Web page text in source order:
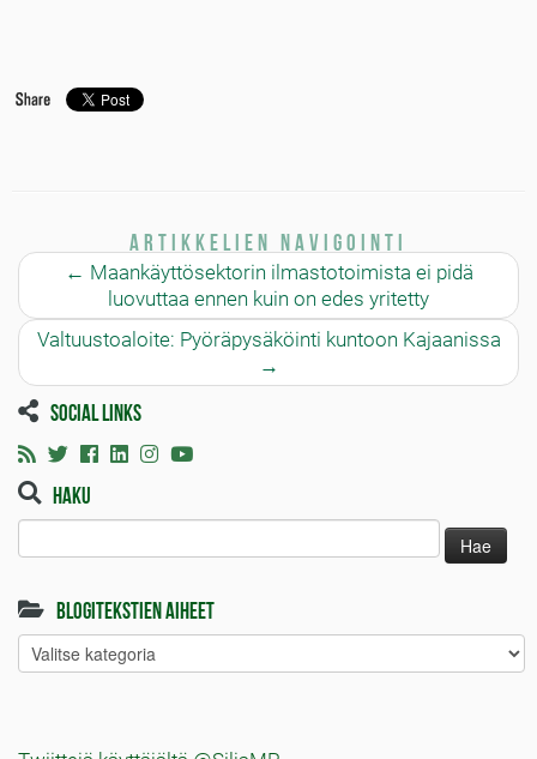
Artikkelien navigointi
← Maankäyttösektorin ilmastotoimista ei pidä
luovuttaa ennen kuin on edes yritetty
Valtuustoaloite: Pyöräpysäköinti kuntoon Kajaanissa
→
Social links
Haku
Blogitekstien aiheet
Blogitekstien
aiheet